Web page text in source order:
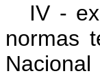
IV -
normas